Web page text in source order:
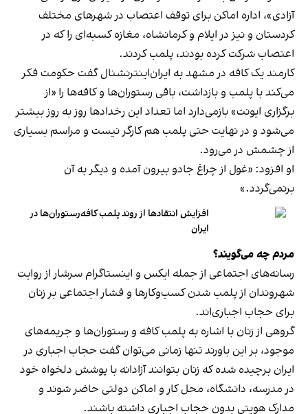
آزادی»، اداره اماکن برای توقف اعتصاب در شهرهای مختلف
کردستان و نیز در ایلام و کرمانشاه، مغازه کسبه‌ای را که در
اعتصاب شرکت کرده بودند، پلمب کردند.
کارمند یک کافه در مشهد به ایران‌اینترنشنال گفت حکومت فکر
می‌کند با پلمب و بازداشت، باقی رستوران‌ها و کافه‌ها را «از
برگزاری ایونت» بازمی‌دارد اما تعداد این رخدادها روز به روز بیشتر
می‌شود و در نهایت حتی پلمب هم کارگر نیست و مراسم بسیاری
از چشمش در می‌رود.
او افزود: «غول از چراغ جادو بیرون آمده و دیگر به آن
برنمی‎‌گردد.»
افزایش انتقادها از روند پلمب کافه‌رستوران‌ها در
ایران
مردم چه می‌گویند؟
رسانه‎‌های اجتماعی از جمله ایکس و اینستاگرام سرشار از روایت
شهروندان از پلمب شدن کسب‌وکارها و فشار اجتماعی بر زنان
برای حجاب اجباری‌اند.
گروهی از زنان با اشاره به پلمب کافه و رستوران‌ها و جریمه‌های
موجود، بر این باورند تنها زمانی می‌توان گفت حجاب اجباری در
ایران برچیده شده که زنان بتوانند آزادانه با پوشش دلخواه خود
در مدرسه، دانشگاه، محل کار و اماکن دولتی حاضر شوند و
مدارک هویتی بدون حجاب اجباری داشته باشند.